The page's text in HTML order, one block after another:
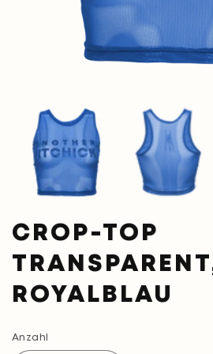
Modal
öffnen
CROP-TOP
ROYALBLAU
Anzahl